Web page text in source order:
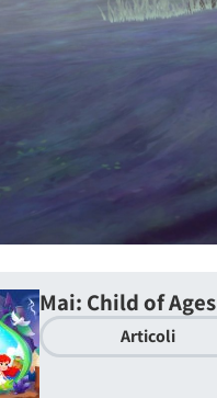
Mai: Child of Ages
Articoli